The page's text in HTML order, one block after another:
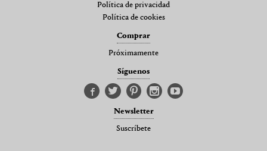
Política de privacidad
Política de cookies
Comprar
Próximamente
Síguenos
Newsletter
Suscríbete